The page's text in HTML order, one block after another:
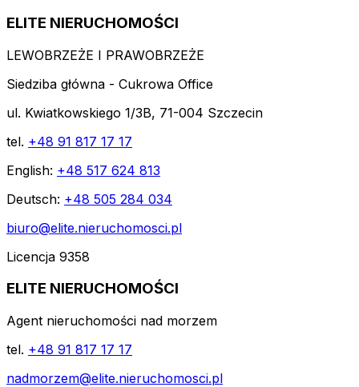
ELITE NIERUCHOMOŚCI
LEWOBRZEŻE I PRAWOBRZEŻE
Siedziba główna - Cukrowa Office
ul. Kwiatkowskiego 1/3B, 71-004 Szczecin
tel. +48 91 817 17 17
English: +48 517 624 813
Deutsch: +48 505 284 034
biuro@elite.nieruchomosci.pl
Licencja 9358
ELITE NIERUCHOMOŚCI
Agent nieruchomości nad morzem
tel. +48 91 817 17 17
nadmorzem@elite.nieruchomosci.pl